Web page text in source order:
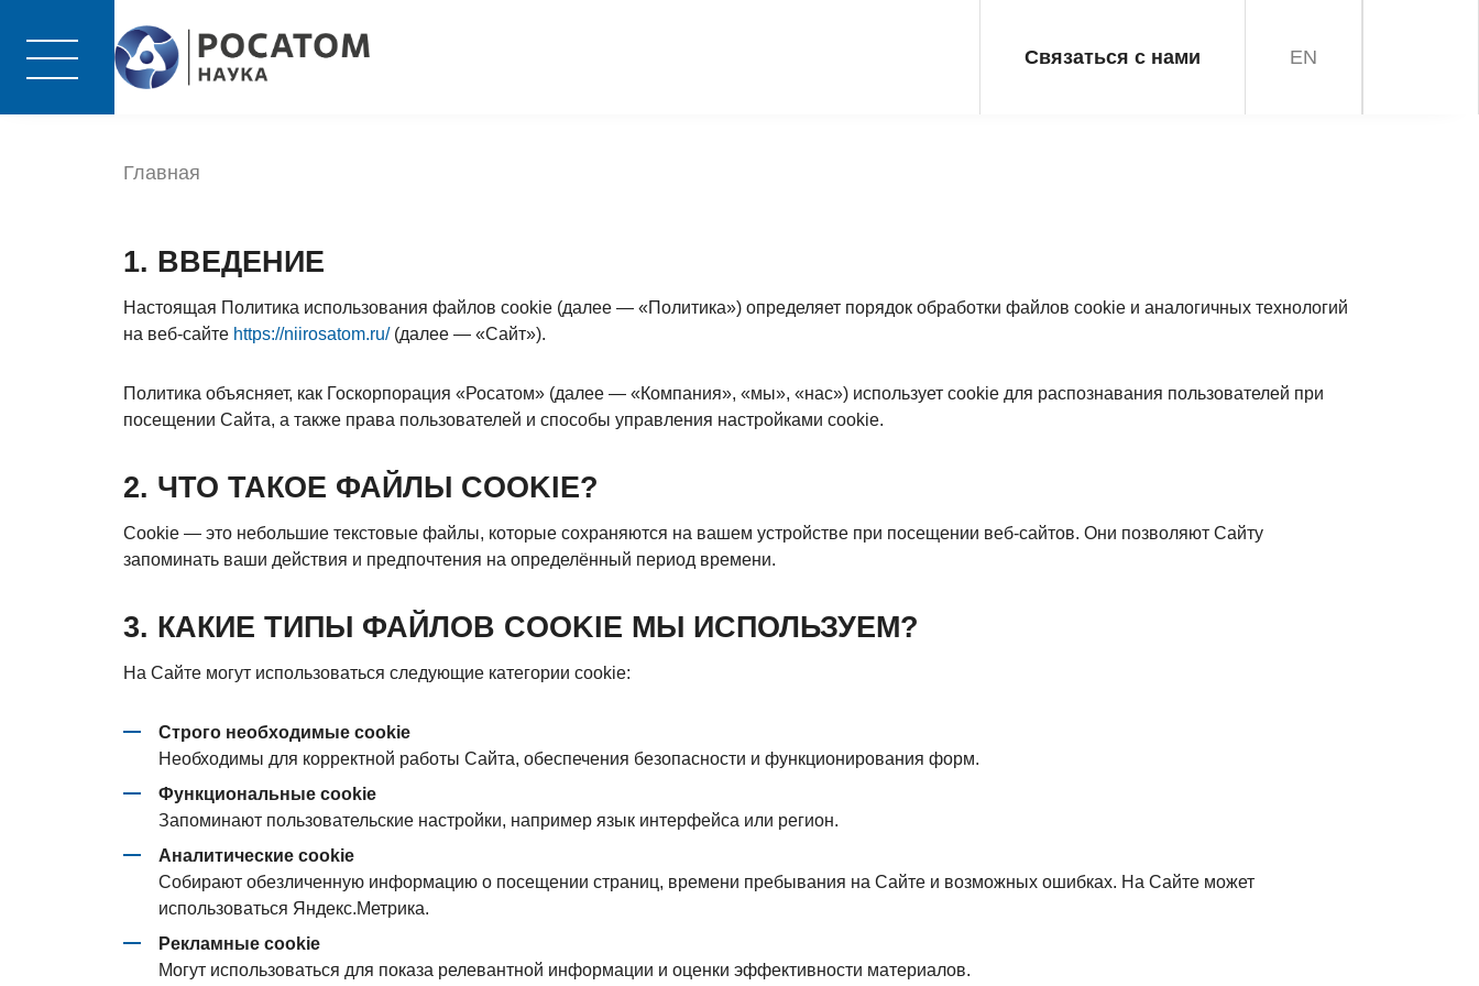
Связаться с нами EN
Главная
1. ВВЕДЕНИЕ
Настоящая Политика использования файлов cookie (далее — «Политика») определяет порядок обработки файлов cookie и аналогичных технологий
на веб-сайте https://niirosatom.ru/(далее — «Сайт»).
Политика объясняет, как Госкорпорация «Росатом» (далее — «Компания», «мы», «нас») использует cookie для распознавания пользователей при
посещении Сайта, а также права пользователей и способы управления настройками cookie.
2. ЧТО ТАКОЕ ФАЙЛЫ COOKIE?
Cookie — это небольшие текстовые файлы, которые сохраняются на вашем устройстве при посещении веб-сайтов. Они позволяют Сайту
запоминать ваши действия и предпочтения на определённый период времени.
3. КАКИЕ ТИПЫ ФАЙЛОВ COOKIE МЫ ИСПОЛЬЗУЕМ?
На Сайте могут использоваться следующие категории cookie:
Строго необходимые cookie
Необходимы для корректной работы Сайта, обеспечения безопасности и функционирования форм.
Функциональные cookie
Запоминают пользовательские настройки, например язык интерфейса или регион.
Аналитические cookie
Собирают обезличенную информацию о посещении страниц, времени пребывания на Сайте и возможных ошибках. На Сайте может
использоваться Яндекс.Метрика.
Рекламные cookie
Могут использоваться для показа релевантной информации и оценки эффективности материалов.